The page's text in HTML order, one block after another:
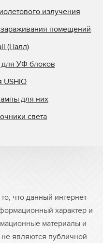
излучения
помещений
(Палл)
для УФ блоков
USHIO
для них
света
что данный интернет-
характер и
материалы и
являются публичной